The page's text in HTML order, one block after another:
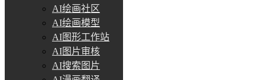
AI绘画社区
AI绘画模型
AI图形工作站
AI图片审核
AI搜索图片